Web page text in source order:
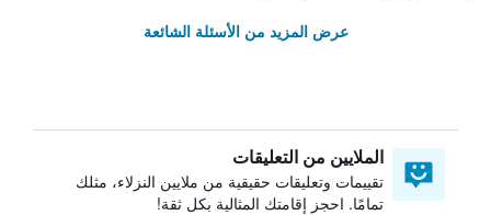
عرض المزيد من الأسئلة الشائعة
الملايين من التعليقات
تقييمات وتعليقات حقيقية من ملايين النزلاء، مثلك
تمامًا. احجز إقامتك المثالية بكل ثقة!